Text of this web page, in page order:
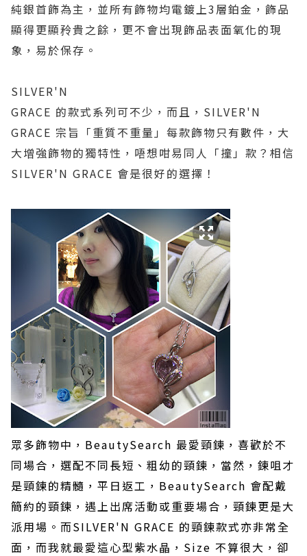
純銀首飾為主，並所有飾物均電鍍上3層鉑金，飾品
顯得更顯矝貴之餘，更不會出現飾品表面氧化的現
象，易於保存。
SILVER'N
GRACE 的款式系列可不少，而且， SILVER'N
GRACE 宗旨 「重質不重量」每款飾物只有數件，大
大增強飾物的獨特性，唔想咁易同人「撞」款？相信
SILVER'N GRACE 會是很好的選擇！
眾多飾物中， BeautySearch 最愛頸鍊，喜歡於不
同場合，選配不同長短、粗幼的頸鍊，當然，鍊咀才
是頸鍊的精髓，平日返工， BeautySearch 會配戴
簡約的頸鍊，遇上出席活動或重要場合，頸鍊更是大
派用場。而SILVER'N GRACE 的頸鍊款式亦非常全
面，而我就最愛這心型紫水晶， Size 不算很大，卻